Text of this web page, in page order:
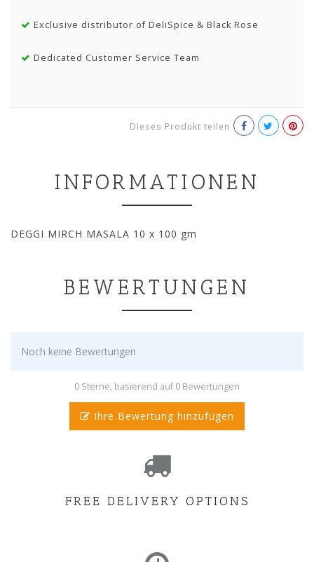
Exclusive distributor of DeliSpice & Black Rose
Dedicated Customer Service Team
Dieses Produkt teilen
INFORMATIONEN
DEGGI MIRCH MASALA 10 x 100 gm
BEWERTUNGEN
Noch keine Bewertungen
0 Sterne, basierend auf 0 Bewertungen
Ihre Bewertung hinzufügen
FREE DELIVERY OPTIONS